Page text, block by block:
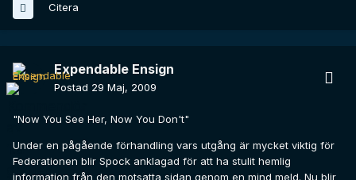
Citera
Expendable Ensign
Postad 29 Maj, 2009
"Now You See Her, Now You Don't"
Under en pågående förhandling vars utgång är mycket viktig för
Federationen blir Spock anklagad för att ha stulit hemlig
information från den motsatta sidan genom en mind meld. Nu blir